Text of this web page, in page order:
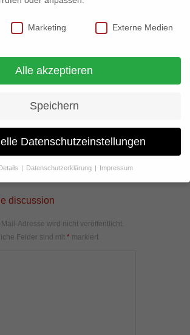
discussion
Adresse wird nicht veröffentlicht.
Felder sind mit * markiert
Marketing Externe Medien
Alle akzeptieren
Speichern
Datenschutzeinstellungen
Datenschutzerklärung Impressum
Jahre alt sind und Ihre Zustimmung zu
um Erlaubnis bitten.
und andere Technologien auf unserer